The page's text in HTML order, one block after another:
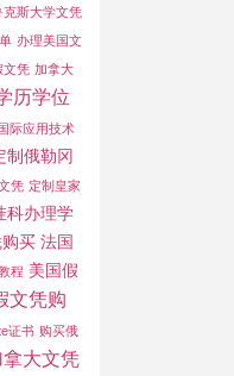
克斯大学文凭
办理美国文
文凭 加拿大
历学位
际应用技术
制俄勒冈
凭 定制皇家
科办理学
买 法国
程 美国假
文凭购
证书 购买俄
大文凭